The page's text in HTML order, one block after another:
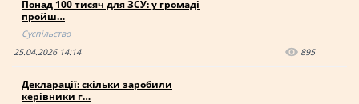
Понад 100 тисяч для ЗСУ: у громаді
пройш…
Суспільство
25.04.2026 14:14
895
Декларації: скільки заробили
керівники г…